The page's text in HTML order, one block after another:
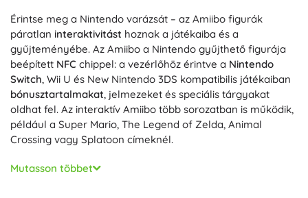
Érintse meg a Nintendo varázsát – az Amiibo figurák
páratlan interaktivitást hoznak a játékaiba és a
gyűjteményébe. Az Amiibo a Nintendo gyűjthető figurája
beépített NFC chippel: a vezérlőhöz érintve a Nintendo
Switch, Wii U és New Nintendo 3DS kompatibilis játékaiban
bónusztartalmakat, jelmezeket és speciális tárgyakat
oldhat fel. Az interaktív Amiibo több sorozatban is működik,
például a Super Mario, The Legend of Zelda, Animal
Crossing vagy Splatoon címeknél.
Minden Amiibo figura
festéssel éshivatalos Nintendo licenccel
Mutasson többet